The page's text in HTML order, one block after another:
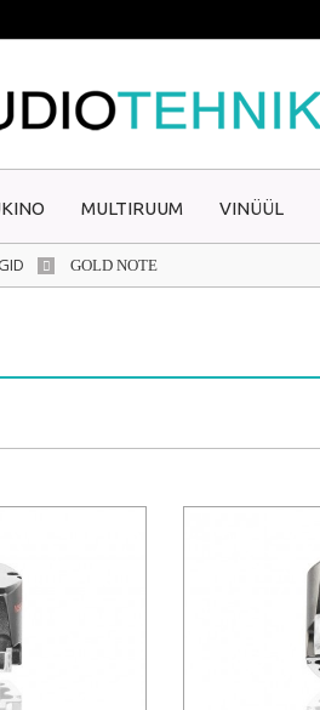
MULTIRUUM VINÜÜL
GOLD NOTE